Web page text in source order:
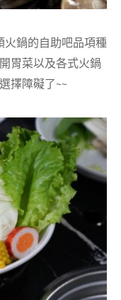
火鍋的自助吧品項種
胃菜以及各式火鍋
擇障礙了~~